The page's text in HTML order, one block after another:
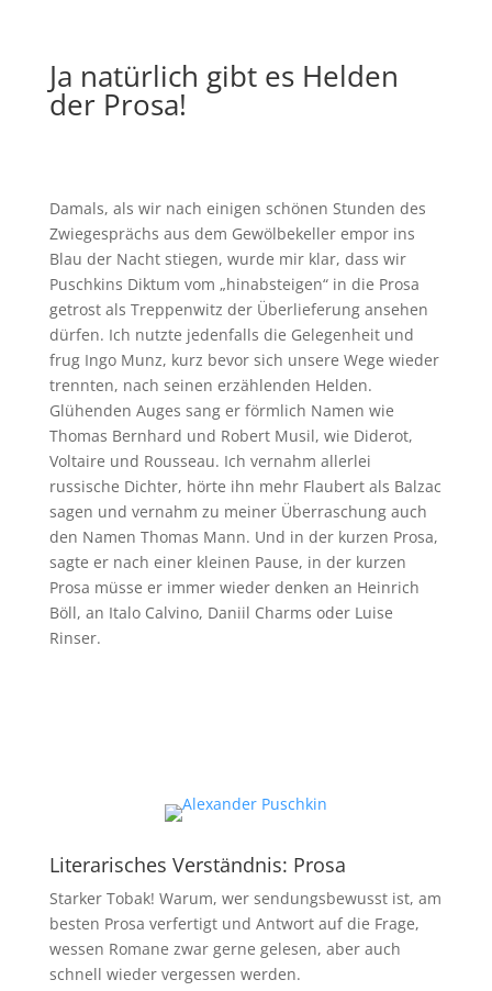
Ja natürlich gibt es Helden
der Prosa!
Damals, als wir nach einigen schönen Stunden des
Zwiegesprächs aus dem Gewölbekeller empor ins
Blau der Nacht stiegen, wurde mir klar, dass wir
Puschkins Diktum vom „hinabsteigen“ in die Prosa
getrost als Treppenwitz der Überlieferung ansehen
dürfen. Ich nutzte jedenfalls die Gelegenheit und
frug Ingo Munz, kurz bevor sich unsere Wege wieder
trennten, nach seinen erzählenden Helden.
Glühenden Auges sang er förmlich Namen wie
Thomas Bernhard und Robert Musil, wie Diderot,
Voltaire und Rousseau. Ich vernahm allerlei
russische Dichter, hörte ihn mehr Flaubert als Balzac
sagen und vernahm zu meiner Überraschung auch
den Namen Thomas Mann. Und in der kurzen Prosa,
sagte er nach einer kleinen Pause, in der kurzen
Prosa müsse er immer wieder denken an Heinrich
Böll, an Italo Calvino, Daniil Charms oder Luise
Rinser.
Literarisches Verständnis: Prosa
Starker Tobak! Warum, wer sendungsbewusst ist, am
besten Prosa verfertigt und Antwort auf die Frage,
wessen Romane zwar gerne gelesen, aber auch
schnell wieder vergessen werden.